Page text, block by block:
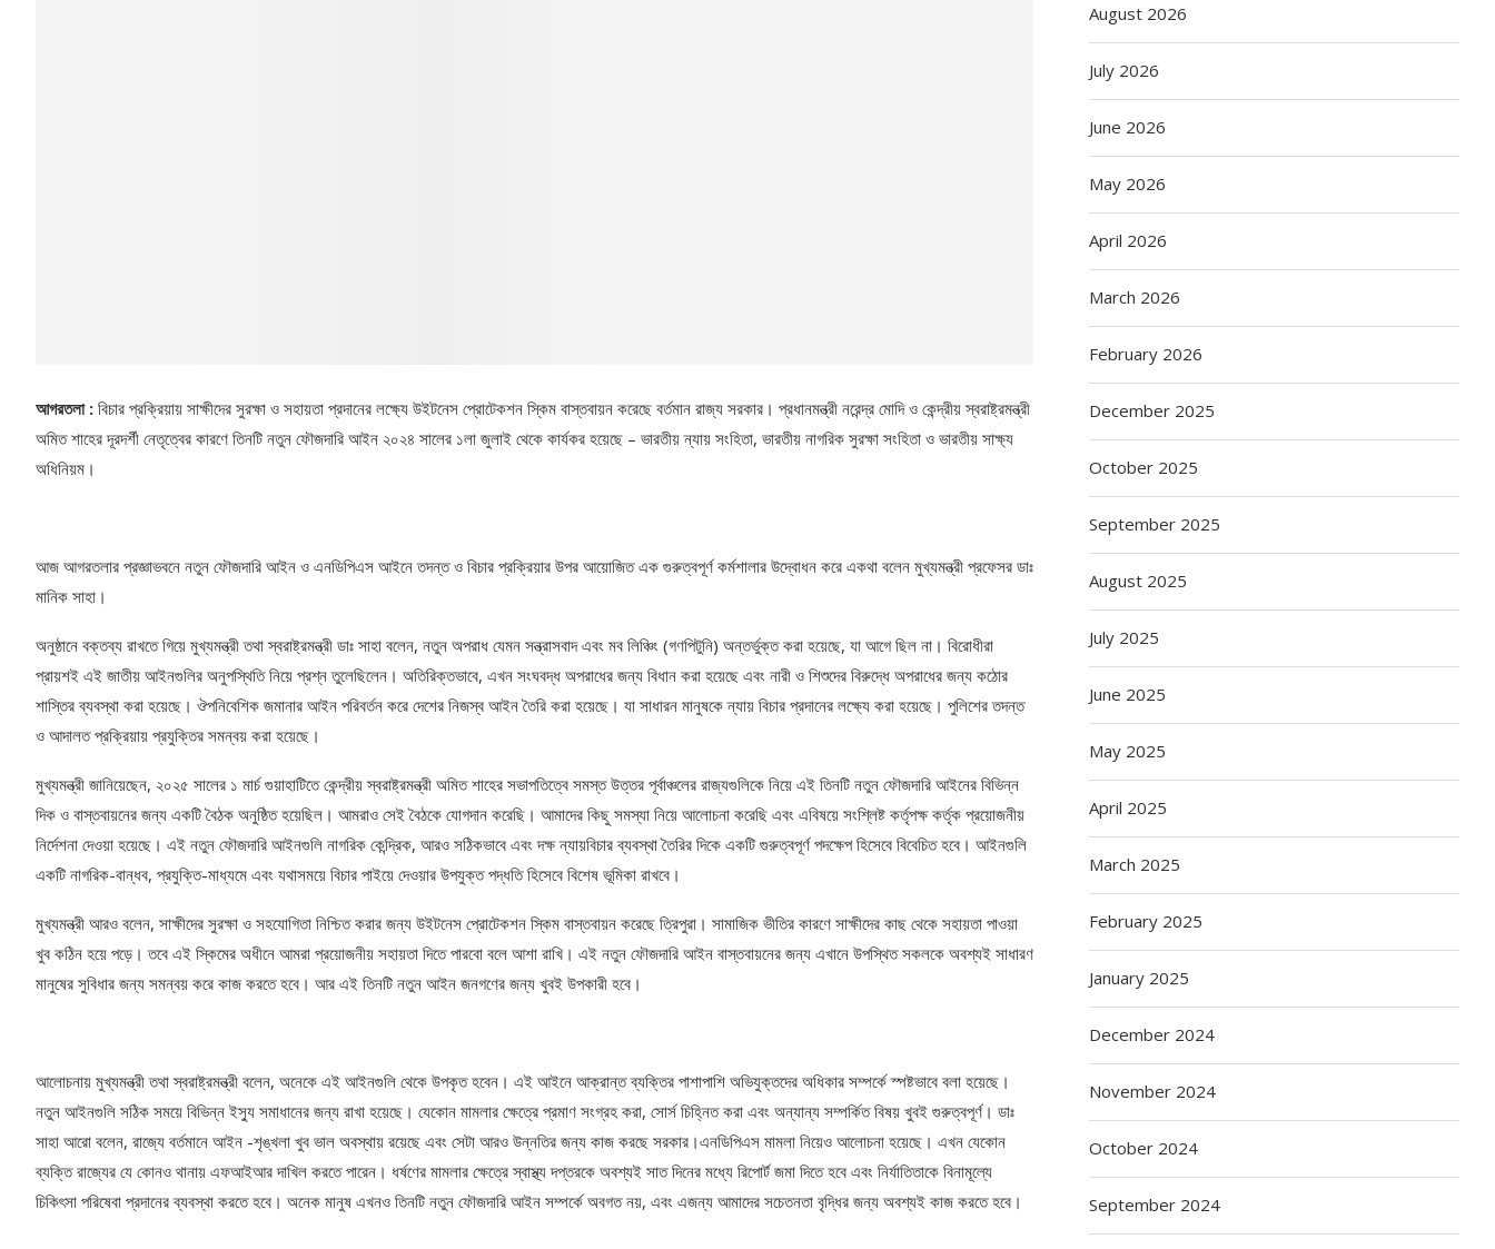
আগরতলা : বিচার প্রক্রিয়ায় সাক্ষীদের সুরক্ষা ও সহায়তা প্রদানের লক্ষ্যে উইটনেস প্রোটেকশন স্কিম বাস্তবায়ন করেছে বর্তমান রাজ্য সরকার। প্রধানমন্ত্রী নরেন্দ্র মোদি ও কেন্দ্রীয় স্বরাষ্ট্রমন্ত্রী
অমিত শাহের দূরদর্শী নেতৃত্বের কারণে তিনটি নতুন ফৌজদারি আইন ২০২৪ সালের ১লা জুলাই থেকে কার্যকর হয়েছে – ভারতীয় ন্যায় সংহিতা, ভারতীয় নাগরিক সুরক্ষা সংহিতা ও ভারতীয় সাক্ষ্য
অধিনিয়ম।
আজ আগরতলার প্রজ্ঞাভবনে নতুন ফৌজদারি আইন ও এনডিপিএস আইনে তদন্ত ও বিচার প্রক্রিয়ার উপর আয়োজিত এক গুরুত্বপূর্ণ কর্মশালার উদ্বোধন করে একথা বলেন মুখ্যমন্ত্রী প্রফেসর ডাঃ
মানিক সাহা।
অনুষ্ঠানে বক্তব্য রাখতে গিয়ে মুখ্যমন্ত্রী তথা স্বরাষ্ট্রমন্ত্রী ডাঃ সাহা বলেন, নতুন অপরাধ যেমন সন্ত্রাসবাদ এবং মব লিঞ্চিং (গণপিটুনি) অন্তর্ভুক্ত করা হয়েছে, যা আগে ছিল না। বিরোধীরা
প্রায়শই এই জাতীয় আইনগুলির অনুপস্থিতি নিয়ে প্রশ্ন তুলেছিলেন। অতিরিক্তভাবে, এখন সংঘবদ্ধ অপরাধের জন্য বিধান করা হয়েছে এবং নারী ও শিশুদের বিরুদ্ধে অপরাধের জন্য কঠোর
শাস্তির ব্যবস্থা করা হয়েছে। ঔপনিবেশিক জমানার আইন পরিবর্তন করে দেশের নিজস্ব আইন তৈরি করা হয়েছে। যা সাধারন মানুষকে ন্যায় বিচার প্রদানের লক্ষ্যে করা হয়েছে। পুলিশের তদন্ত
ও আদালত প্রক্রিয়ায় প্রযুক্তির সমন্বয় করা হয়েছে।
মুখ্যমন্ত্রী জানিয়েছেন, ২০২৫ সালের ১ মার্চ গুয়াহাটিতে কেন্দ্রীয় স্বরাষ্ট্রমন্ত্রী অমিত শাহের সভাপতিত্বে সমস্ত উত্তর পূর্বাঞ্চলের রাজ্যগুলিকে নিয়ে এই তিনটি নতুন ফৌজদারি আইনের বিভিন্ন
দিক ও বাস্তবায়নের জন্য একটি বৈঠক অনুষ্ঠিত হয়েছিল। আমরাও সেই বৈঠকে যোগদান করেছি। আমাদের কিছু সমস্যা নিয়ে আলোচনা করেছি এবং এবিষয়ে সংশ্লিষ্ট কর্তৃপক্ষ কর্তৃক প্রয়োজনীয়
নির্দেশনা দেওয়া হয়েছে। এই নতুন ফৌজদারি আইনগুলি নাগরিক কেন্দ্রিক, আরও সঠিকভাবে এবং দক্ষ ন্যায়বিচার ব্যবস্থা তৈরির দিকে একটি গুরুত্বপূর্ণ পদক্ষেপ হিসেবে বিবেচিত হবে। আইনগুলি
একটি নাগরিক-বান্ধব, প্রযুক্তি-মাধ্যমে এবং যথাসময়ে বিচার পাইয়ে দেওয়ার উপযুক্ত পদ্ধতি হিসেবে বিশেষ ভূমিকা রাখবে।
মুখ্যমন্ত্রী আরও বলেন, সাক্ষীদের সুরক্ষা ও সহযোগিতা নিশ্চিত করার জন্য উইটনেস প্রোটেকশন স্কিম বাস্তবায়ন করেছে ত্রিপুরা। সামাজিক ভীতির কারণে সাক্ষীদের কাছ থেকে সহায়তা পাওয়া
খুব কঠিন হয়ে পড়ে। তবে এই স্কিমের অধীনে আমরা প্রয়োজনীয় সহায়তা দিতে পারবো বলে আশা রাখি। এই নতুন ফৌজদারি আইন বাস্তবায়নের জন্য এখানে উপস্থিত সকলকে অবশ্যই সাধারণ
মানুষের সুবিধার জন্য সমন্বয় করে কাজ করতে হবে। আর এই তিনটি নতুন আইন জনগণের জন্য খুবই উপকারী হবে।
আলোচনায় মুখ্যমন্ত্রী তথা স্বরাষ্ট্রমন্ত্রী বলেন, অনেকে এই আইনগুলি থেকে উপকৃত হবেন। এই আইনে আক্রান্ত ব্যক্তির পাশাপাশি অভিযুক্তদের অধিকার সম্পর্কে স্পষ্টভাবে বলা হয়েছে।
নতুন আইনগুলি সঠিক সময়ে বিভিন্ন ইস্যু সমাধানের জন্য রাখা হয়েছে। যেকোন মামলার ক্ষেত্রে প্রমাণ সংগ্রহ করা, সোর্স চিহ্নিত করা এবং অন্যান্য সম্পর্কিত বিষয় খুবই গুরুত্বপূর্ণ। ডাঃ
সাহা আরো বলেন, রাজ্যে বর্তমানে আইন -শৃঙ্খলা খুব ভাল অবস্থায় রয়েছে এবং সেটা আরও উন্নতির জন্য কাজ করছে সরকার।এনডিপিএস মামলা নিয়েও আলোচনা হয়েছে। এখন যেকোন
ব্যক্তি রাজ্যের যে কোনও থানায় এফআইআর দাখিল করতে পারেন। ধর্ষণের মামলার ক্ষেত্রে স্বাস্থ্য দপ্তরকে অবশ্যই সাত দিনের মধ্যে রিপোর্ট জমা দিতে হবে এবং নির্যাতিতাকে বিনামূল্যে
চিকিৎসা পরিষেবা প্রদানের ব্যবস্থা করতে হবে। অনেক মানুষ এখনও তিনটি নতুন ফৌজদারি আইন সম্পর্কে অবগত নয়, এবং এজন্য আমাদের সচেতনতা বৃদ্ধির জন্য অবশ্যই কাজ করতে হবে।
August 2026
July 2026
June 2026
May 2026
April 2026
March 2026
February 2026
December 2025
October 2025
September 2025
August 2025
July 2025
June 2025
May 2025
April 2025
March 2025
February 2025
January 2025
December 2024
November 2024
October 2024
September 2024